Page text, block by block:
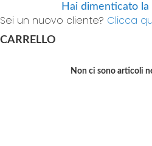
Hai dimenticato la
Sei un nuovo cliente? Clicca
CARRELLO
Non ci sono articoli